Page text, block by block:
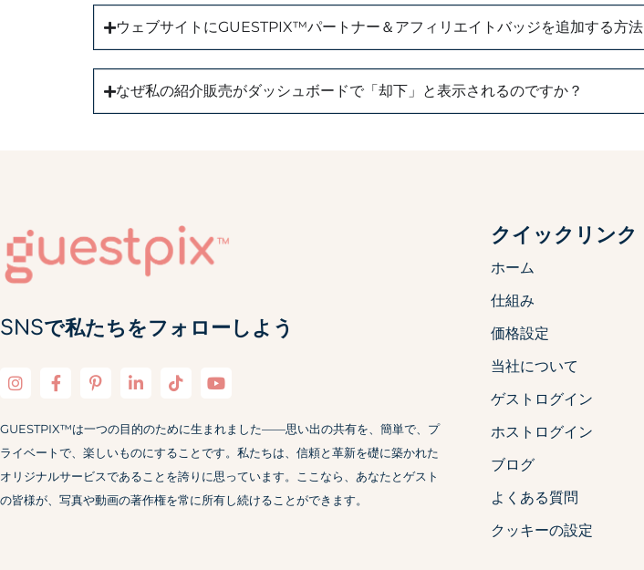
ウェブサイトにGUESTPIX™パートナー＆アフィリエイトバッジを追加する方法
なぜ私の紹介販売がダッシュボードで「却下」と表示されるのですか？
SNSで私たちをフォローしよう
GUESTPIX™は一つの目的のために生まれました——思い出の共有を、簡単で、プ
ライベートで、楽しいものにすることです。私たちは、信頼と革新を礎に築かれた
オリジナルサービスであることを誇りに思っています。ここなら、あなたとゲスト
の皆様が、写真や動画の著作権を常に所有し続けることができます。
クイックリンク
ホーム
仕組み
価格設定
当社について
ゲストログイン
ホストログイン
ブログ
よくある質問
クッキーの設定